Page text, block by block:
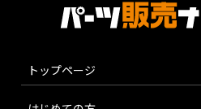
トップページ